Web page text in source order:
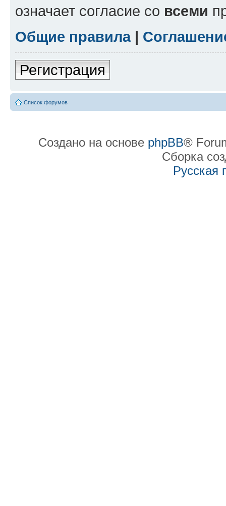
означает согласие со всеми
Общие правила|
Регистрация
Список форумов
Создано на основе phpBB®
Сборка
Русская